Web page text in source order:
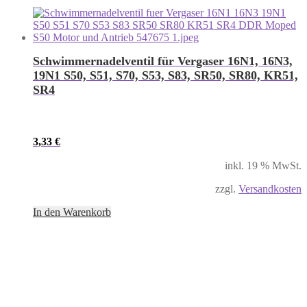
Schwimmernadelventil für Vergaser 16N1, 16N3,
19N1 S50, S51, S70, S53, S83, SR50, SR80, KR51,
SR4
3,33 €
inkl. 19 % MwSt.
zzgl. Versandkosten
In den Warenkorb